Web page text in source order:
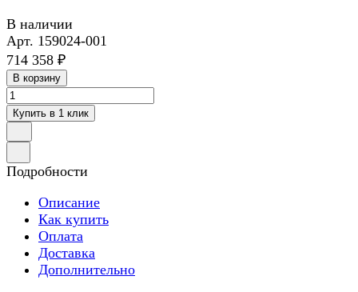
В наличии
Арт. 159024-001
714 358 ₽
В корзину
Купить в 1 клик
Подробности
Описание
Как купить
Оплата
Доставка
Дополнительно